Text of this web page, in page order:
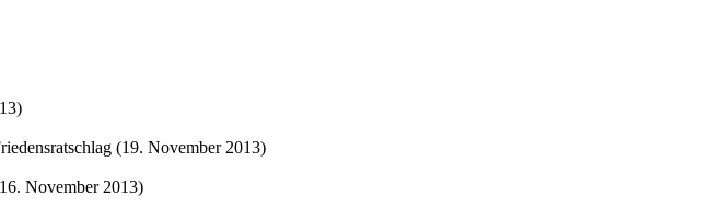
(19. November 2013)
November 2013)